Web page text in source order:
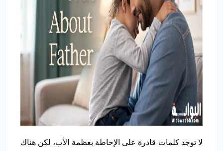
لا توجد كلمات قادرة على الإحاطة بعظمة الأب، لكن هناك